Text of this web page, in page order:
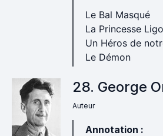
Le Bal Masqué
La Princesse
Un Héros de
Le Démon
28. George
Auteur
Annotation :